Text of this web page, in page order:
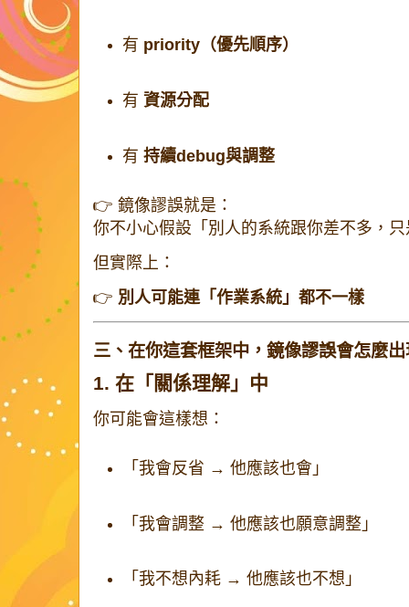
有 priority（優先順序）
有資源分配
有持續debug與調整
👉 鏡像謬誤就是：
你不小心假設「別人的系統跟你差不多，
但實際上：
👉 別人可能連「作業系統」都不一樣
三、在你這套框架中，鏡像謬誤會怎麼出
1. 在「關係理解」中
你可能會這樣想：
「我會反省 → 他應該也會」
「我會調整 → 他應該也願意調整」
「我不想內耗 → 他應該也不想」